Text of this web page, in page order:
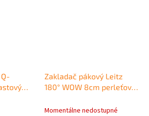
Zakladač pákový Leitz
180° WOW 8cm perleťovo
Momentálne nedostupné